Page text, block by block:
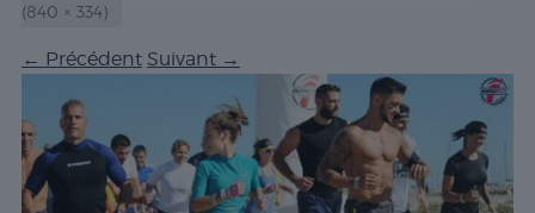
(840 × 334)
← Précédent Suivant →